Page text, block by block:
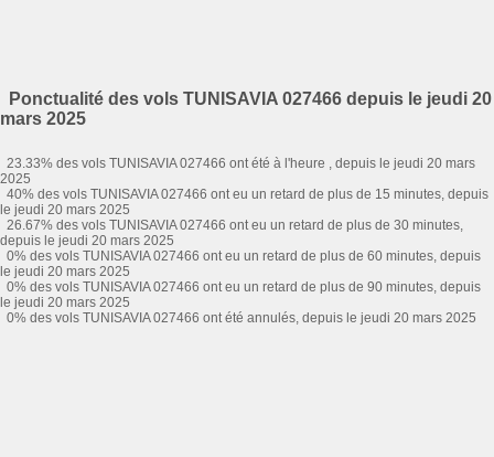
Ponctualité des vols TUNISAVIA 027466 depuis le jeudi 20
mars 2025
23.33% des vols TUNISAVIA 027466 ont été à l'heure , depuis le jeudi 20 mars
2025
40% des vols TUNISAVIA 027466 ont eu un retard de plus de 15 minutes, depuis
le jeudi 20 mars 2025
26.67% des vols TUNISAVIA 027466 ont eu un retard de plus de 30 minutes,
depuis le jeudi 20 mars 2025
0% des vols TUNISAVIA 027466 ont eu un retard de plus de 60 minutes, depuis
le jeudi 20 mars 2025
0% des vols TUNISAVIA 027466 ont eu un retard de plus de 90 minutes, depuis
le jeudi 20 mars 2025
0% des vols TUNISAVIA 027466 ont été annulés, depuis le jeudi 20 mars 2025